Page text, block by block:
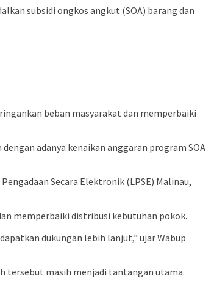
subsidi ongkos angkut (SOA) barang dan
beban masyarakat dan memperbaiki
adanya kenaikan anggaran program SOA
Secara Elektronik (LPSE) Malinau,
memperbaiki distribusi kebutuhan pokok.
dukungan lebih lanjut,” ujar Wabup
tersebut masih menjadi tantangan utama.